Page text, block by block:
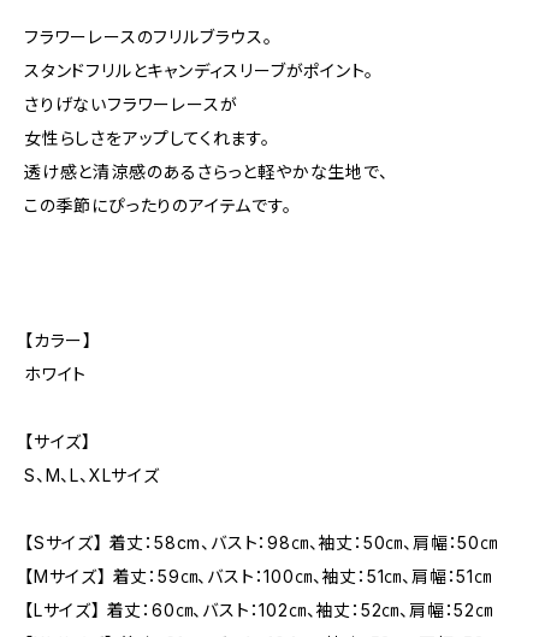
フラワーレースのフリルブラウス。
スタンドフリルとキャンディスリーブがポイント。
さりげないフラワーレースが
女性らしさをアップしてくれます。
透け感と清涼感のあるさらっと軽やかな生地で、
この季節にぴったりのアイテムです。
【カラー】
ホワイト
【サイズ】
S、M、L、XLサイズ
【Sサイズ】 着丈：58cm、バスト：98㎝、袖丈：50㎝、肩幅：50㎝
【Mサイズ】 着丈：59㎝、バスト：100㎝、袖丈：51㎝、肩幅：51㎝
【Lサイズ】 着丈：60㎝、バスト：102㎝、袖丈：52㎝、肩幅：52㎝